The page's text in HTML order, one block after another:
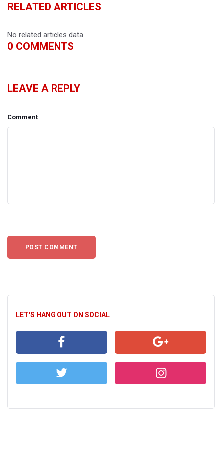
RELATED ARTICLES
No related articles data.
0 COMMENTS
LEAVE A REPLY
Comment
LET'S HANG OUT ON SOCIAL